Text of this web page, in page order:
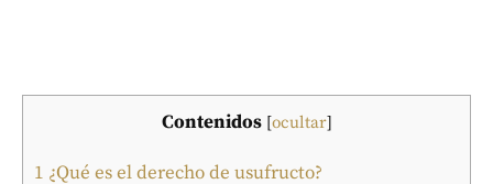
Contenidos [ocultar]
1 ¿Qué es el derecho de usufructo?